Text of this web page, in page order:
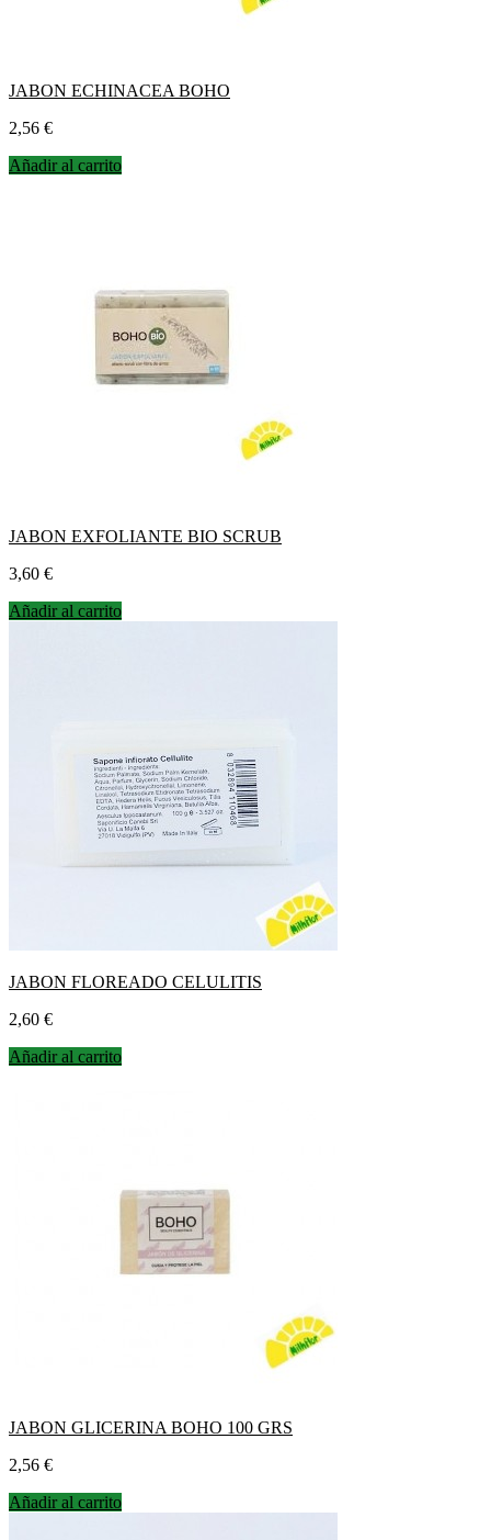
JABON ECHINACEA BOHO
Precio
2,56 €
Añadir al carrito
JABON EXFOLIANTE BIO SCRUB
Precio
3,60 €
Añadir al carrito
JABON FLOREADO CELULITIS
Precio
2,60 €
Añadir al carrito
JABON GLICERINA BOHO 100 GRS
Precio
2,56 €
Añadir al carrito